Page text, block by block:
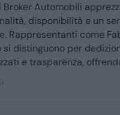
apprezzano la
e un servizio clienti
come Fabio e
per dedizione, consigli
offrendo
accogliente. Broker
dai clienti fedeli,